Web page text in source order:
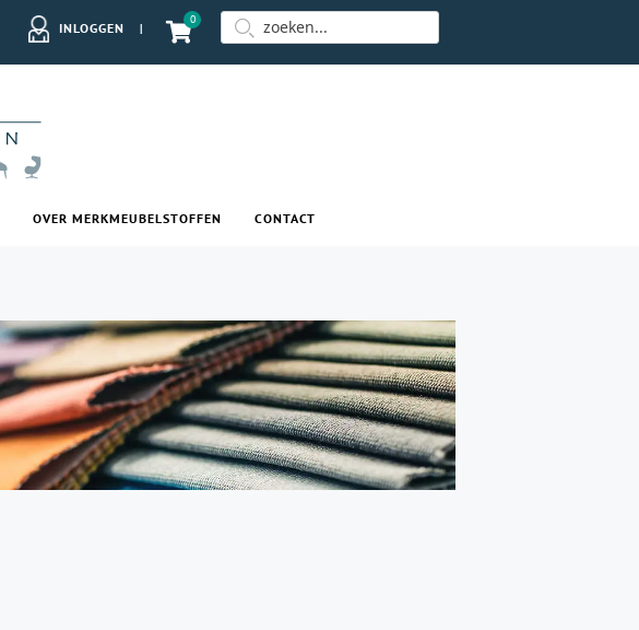
INLOGGEN |
0
OVER MERKMEUBELSTOFFEN CONTACT